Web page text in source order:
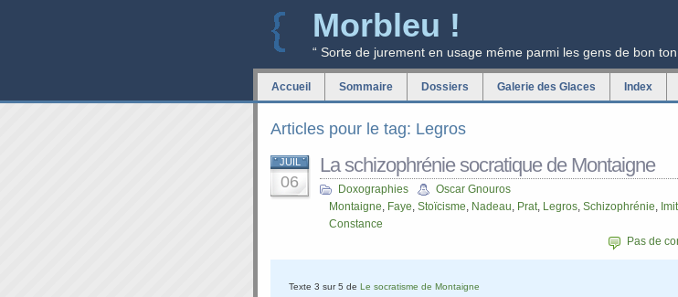
Morbleu !
“ Sorte de jurement en usage même parmi les gens de bon
Accueil Sommaire Dossiers Galerie des Glaces Index
Articles pour le tag: Legros
JUIL
06
La schizophrénie socratique de Montaigne
Doxographies
Oscar Gnouros
Montaigne, Faye, Stoïcisme, Nadeau, Prat, Legros, Schizophrénie,
Constance
Pas de
Texte 3 sur 5 de Le socratisme de Montaigne